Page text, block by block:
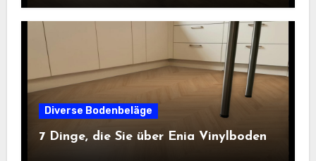
Diverse Bodenbeläge
7 Dinge, die Sie über Enia Vinylboden